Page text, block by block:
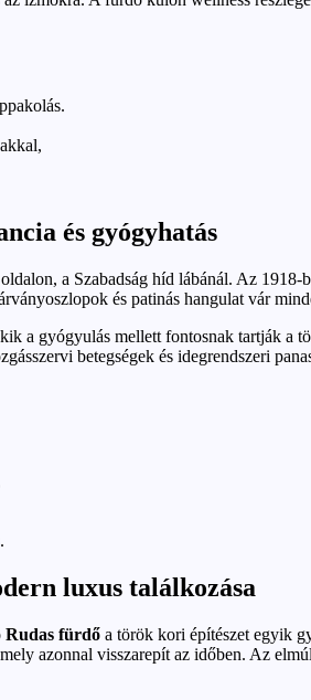
és gyógyhatás
a Szabadság híd lábánál. Az
és patinás hangulat vár
a gyógyulás mellett fontosnak tartják a
betegségek és idegrendszeri
luxus találkozása
Rudas fürdő a török kori építészet egyik
azonnal visszarepít az időben. Az